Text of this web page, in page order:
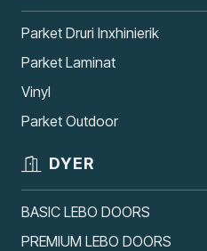
Parket Druri Inxhinierik
Parket Laminat
Vinyl
Parket Outdoor
DYER
BASIC LEBO DOORS
PREMIUM LEBO DOORS